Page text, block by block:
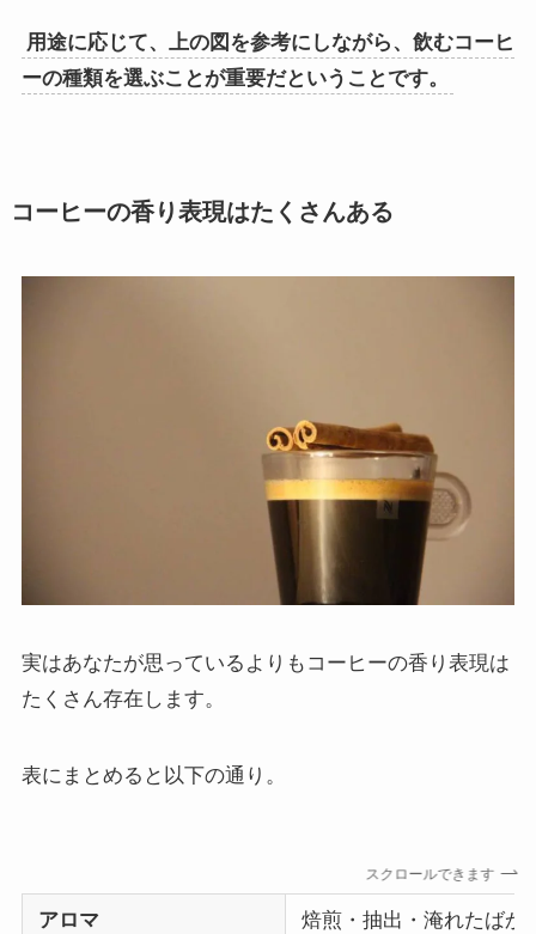
用途に応じて、上の図を参考にしながら、飲むコーヒ
ーの種類を選ぶことが重要だということです。
コーヒーの香り表現はたくさんある
実はあなたが思っているよりもコーヒーの香り表現は
たくさん存在します。
表にまとめると以下の通り。
スクロールできます
アロマ 焙煎・抽出・淹れたばか